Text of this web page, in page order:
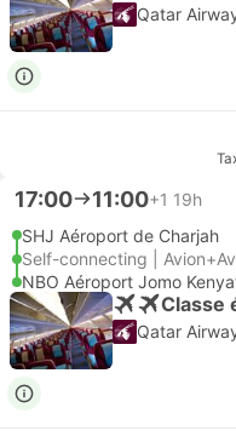
Qatar
17:00 11:00+1 19h
SHJ Aéroport de Charjah
Self-connecting |
NBO Aéroport Jomo
Classe
Qatar